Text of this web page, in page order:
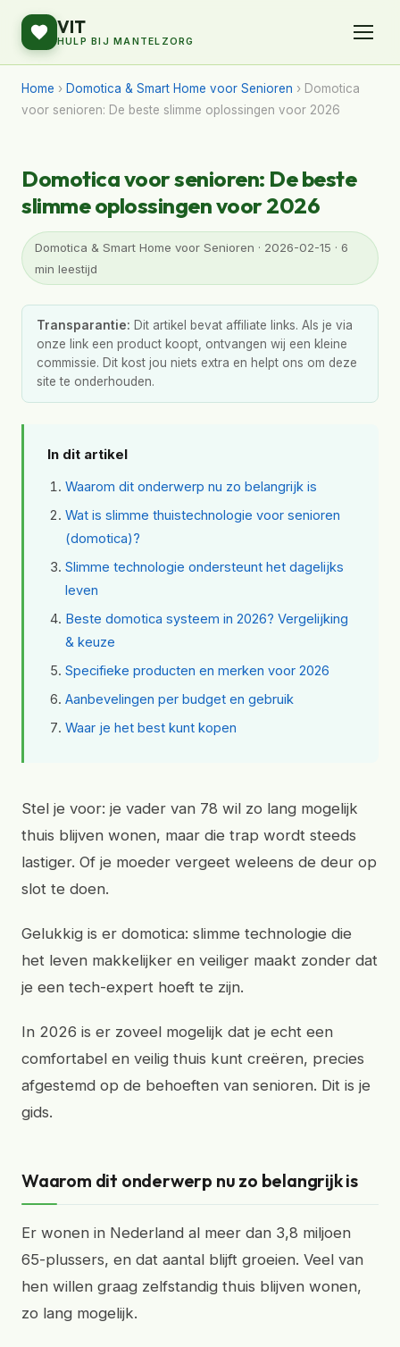
VIT
HULP BIJ MANTELZORG
Home › Domotica & Smart Home voor Senioren › Domotica
voor senioren: De beste slimme oplossingen voor 2026
Domotica voor senioren: De beste
slimme oplossingen voor 2026
Domotica & Smart Home voor Senioren · 2026-02-15 · 6
min leestijd
Transparantie: Dit artikel bevat affiliate links. Als je via
onze link een product koopt, ontvangen wij een kleine
commissie. Dit kost jou niets extra en helpt ons om deze
site te onderhouden.
In dit artikel
Waarom dit onderwerp nu zo belangrijk is
Wat is slimme thuistechnologie voor senioren
(domotica)?
Slimme technologie ondersteunt het dagelijks
leven
Beste domotica systeem in 2026? Vergelijking
& keuze
Specifieke producten en merken voor 2026
Aanbevelingen per budget en gebruik
Waar je het best kunt kopen
Stel je voor: je vader van 78 wil zo lang mogelijk
thuis blijven wonen, maar die trap wordt steeds
lastiger. Of je moeder vergeet weleens de deur op
slot te doen.
Gelukkig is er domotica: slimme technologie die
het leven makkelijker en veiliger maakt zonder dat
je een tech-expert hoeft te zijn.
In 2026 is er zoveel mogelijk dat je echt een
comfortabel en veilig thuis kunt creëren, precies
afgestemd op de behoeften van senioren. Dit is je
gids.
Waarom dit onderwerp nu zo belangrijk is
Er wonen in Nederland al meer dan 3,8 miljoen
65-plussers, en dat aantal blijft groeien. Veel van
hen willen graag zelfstandig thuis blijven wonen,
zo lang mogelijk.